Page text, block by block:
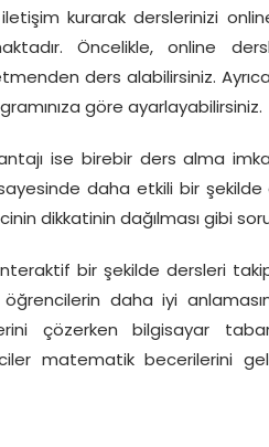
kurarak derslerinizi
Öncelikle, online
ders alabilirsiniz.
göre ayarlayabilirsiniz.
ise birebir ders alma
daha etkili bir şekilde
dikkatinin dağılması gibi
bir şekilde dersleri
daha iyi
çözerken bilgisayar
matematik becerilerini